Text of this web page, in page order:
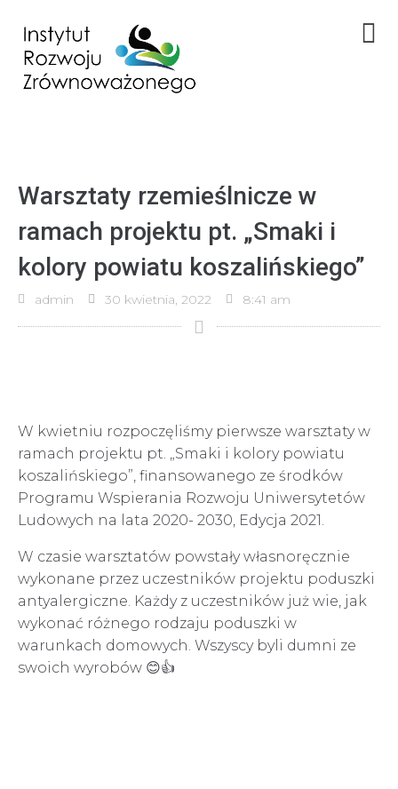
Warsztaty rzemieślnicze w
ramach projektu pt. „Smaki i
kolory powiatu koszalińskiego”
admin 30 kwietnia, 2022 8:41 am
W kwietniu rozpoczęliśmy pierwsze warsztaty w
ramach projektu pt. „Smaki i kolory powiatu
koszalińskiego”, finansowanego ze środków
Programu Wspierania Rozwoju Uniwersytetów
Ludowych na lata 2020- 2030, Edycja 2021.
W czasie warsztatów powstały własnoręcznie
wykonane przez uczestników projektu poduszki
antyalergiczne. Każdy z uczestników już wie, jak
wykonać różnego rodzaju poduszki w
warunkach domowych. Wszyscy byli dumni ze
swoich wyrobów 😊👍